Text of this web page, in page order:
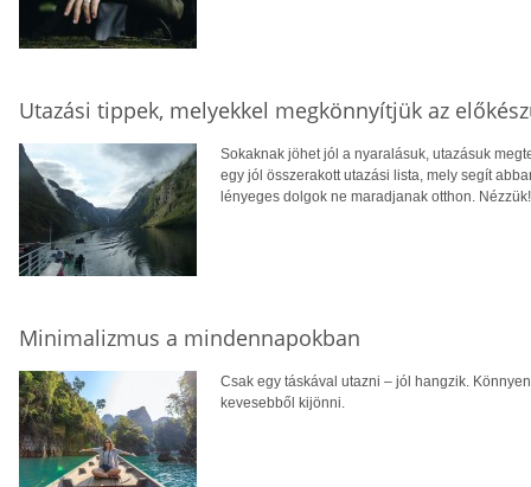
Utazási tippek, melyekkel megkönnyítjük az
Sokaknak jöhet jól a nyaralásuk, utazásuk
egy jól összerakott utazási lista, mely segít
lényeges dolgok ne maradjanak otthon. Nézzük!
Minimalizmus a mindennapokban
Csak egy táskával utazni – jól hangzik.
kevesebből kijönni.